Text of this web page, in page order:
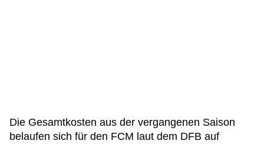
Die Gesamtkosten aus der vergangenen Saison
belaufen sich für den FCM laut dem DFB auf